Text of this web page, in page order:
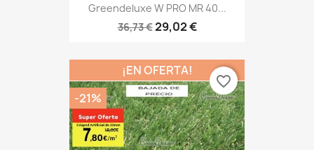
Greendeluxe W PRO MR 40...
36,73 €29,02 €
¡EN OFERTA!
-21%
favorite_border